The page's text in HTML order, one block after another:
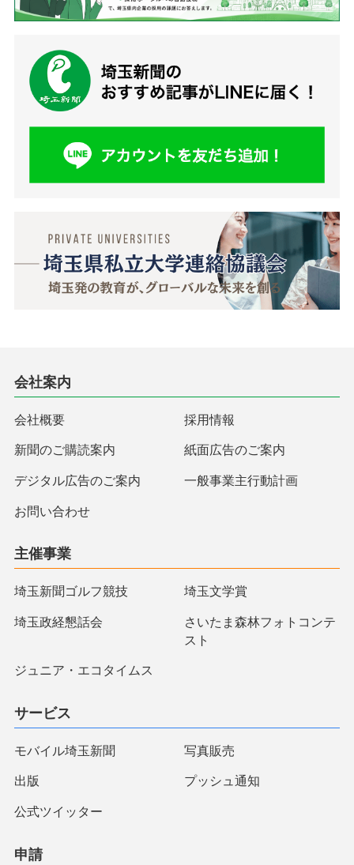
会社案内
会社概要 採用情報
新聞のご購読案内 紙面広告のご案内
デジタル広告のご案内 一般事業主行動計画
お問い合わせ
主催事業
埼玉新聞ゴルフ競技 埼玉文学賞
埼玉政経懇話会
さいたま森林フォトコンテ
スト
ジュニア・エコタイムス
サービス
モバイル埼玉新聞 写真販売
出版 プッシュ通知
公式ツイッター
申請